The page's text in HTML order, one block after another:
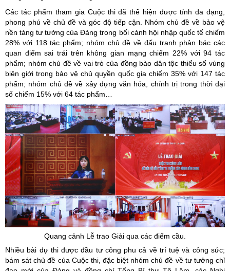
Các tác phẩm tham gia Cuộc thi đã thể hiện được tính đa dạng,
phong phú về chủ đề và góc độ tiếp cận. Nhóm chủ đề về bảo vệ
nền tảng tư tưởng của Đảng trong bối cảnh hội nhập quốc tế chiếm
28% với 118 tác phẩm; nhóm chủ đề về đấu tranh phản bác các
quan điểm sai trái trên không gian mạng chiếm 22% với 94 tác
phẩm; nhóm chủ đề về vai trò của đồng bào dân tộc thiểu số vùng
biên giới trong bảo vệ chủ quyền quốc gia chiếm 35% với 147 tác
phẩm; nhóm chủ đề về xây dựng văn hóa, chính trị trong thời đại
số chiếm 15% với 64 tác phẩm…
Quang cảnh Lễ trao Giải qua các điểm cầu.
Nhiều bài dự thi được đầu tư công phu cả về trí tuệ và công sức;
bám sát chủ đề của Cuộc thi, đặc biệt nhóm chủ đề về tư tưởng chỉ